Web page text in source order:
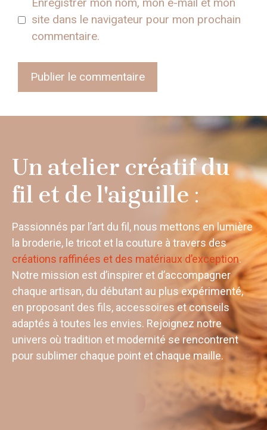
site dans le navigateur pour mon prochain
commentaire.
Un atelier créatif du
fil et de l'aiguille :
Passionnés par l’art du fil, nous mettons en lumière
la broderie, le tricot et la couture à travers des
créations raffinées et des matériaux d’exception.
Notre mission est d’inspirer et d’accompagner
chaque artisan, du débutant au plus expérimenté,
en proposant des fils, accessoires et conseils
adaptés à toutes les envies. Rejoignez notre
univers où tradition et modernité se rencontrent
pour sublimer chaque point et chaque maille.